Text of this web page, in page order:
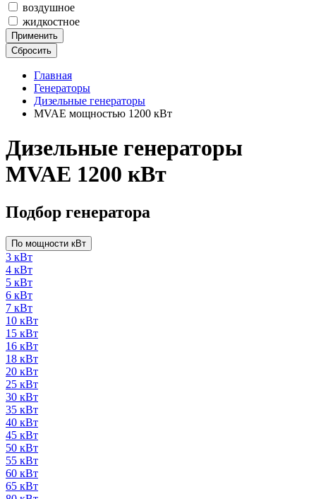
воздушное
жидкостное
Применить
Сбросить
Главная
Генераторы
Дизельные генераторы
MVAE мощностью 1200 кВт
Дизельные генераторы
MVAE 1200 кВт
Подбор генератора
По мощности кВт
3 кВт
4 кВт
5 кВт
6 кВт
7 кВт
10 кВт
15 кВт
16 кВт
18 кВт
20 кВт
25 кВт
30 кВт
35 кВт
40 кВт
45 кВт
50 кВт
55 кВт
60 кВт
65 кВт